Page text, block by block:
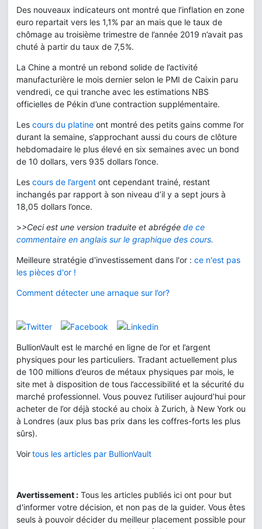
Des nouveaux indicateurs ont montré que l’inflation en zone
euro repartait vers les 1,1% par an mais que le taux de
chômage au troisième trimestre de l’année 2019 n’avait pas
chuté à partir du taux de 7,5%.
La Chine a montré un rebond solide de l’activité
manufacturière le mois dernier selon le PMI de Caixin paru
vendredi, ce qui tranche avec les estimations NBS
officielles de Pékin d’une contraction supplémentaire.
Les cours du platine ont montré des petits gains comme l’or
durant la semaine, s’approchant aussi du cours de clôture
hebdomadaire le plus élevé en six semaines avec un bond
de 10 dollars, vers 935 dollars l’once.
Les cours de l’argent ont cependant trainé, restant
inchangés par rapport à son niveau d’il y a sept jours à
18,05 dollars l’once.
>>Ceci est une version traduite et abrégée de ce
commentaire en anglais sur le graphique des cours.
Meilleure stratégie d'investissement dans l'or : ce n'est pas
les pièces d'or !
Comment détecter une arnaque sur l’or?
BullionVault est le marché en ligne de l’or et l’argent
physiques pour les particuliers. Tradant actuellement plus
de 100 millions d’euros de métaux physiques par mois, le
site met à disposition de tous l’accessibilité et la sécurité du
marché professionnel. Vous pouvez l’utiliser aujourd’hui pour
acheter de l’or déjà stocké au choix à Zurich, à New York ou
à Londres (aux plus bas prix dans les coffres-forts les plus
sûrs).
Voirtous les articles par BullionVault
Avertissement : Tous les articles publiés ici ont pour but
d'informer votre décision, et non pas de la guider. Vous êtes
seuls à pouvoir décider du meilleur placement possible pour